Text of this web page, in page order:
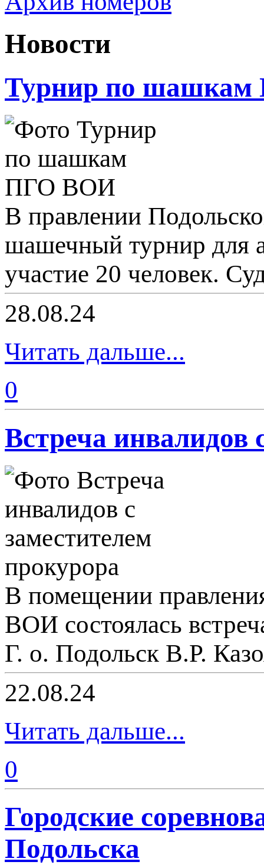
Новости
Турнир по
В правлении
шашечный турнир для
участие 20 человек.
28.08.24
Читать дальше...
0
Встреча инвалидов
В помещении
ВОИ состоялась
Г. о. Подольск В.Р.
22.08.24
Читать дальше...
0
Городские
Подольска